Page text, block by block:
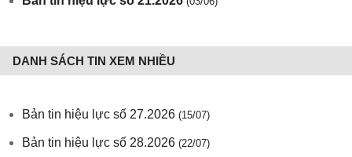
DANH SÁCH TIN XEM NHIỀU
Bản tin hiệu lực số 27.2026 (15/07)
Bản tin hiệu lực số 28.2026 (22/07)